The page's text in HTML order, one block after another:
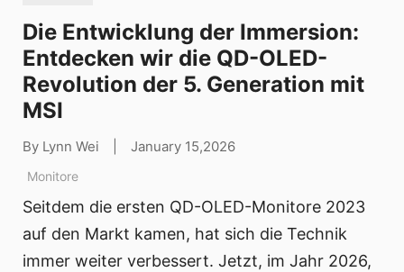
Die Entwicklung der Immersion:
Entdecken wir die QD-OLED-
Revolution der 5. Generation mit
MSI
By Lynn Wei January 15,2026
Monitore
Seitdem die ersten QD-OLED-Monitore 2023
auf den Markt kamen, hat sich die Technik
immer weiter verbessert. Jetzt, im Jahr 2026,